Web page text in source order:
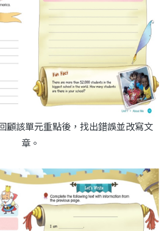
顧該單元重點後，找出錯誤並改寫文
章。